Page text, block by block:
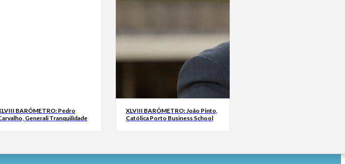
BARÓMETRO: Pedro
Generali Tranquilidade
XLVIII BARÓMETRO: João Pinto,
Católica Porto Business School